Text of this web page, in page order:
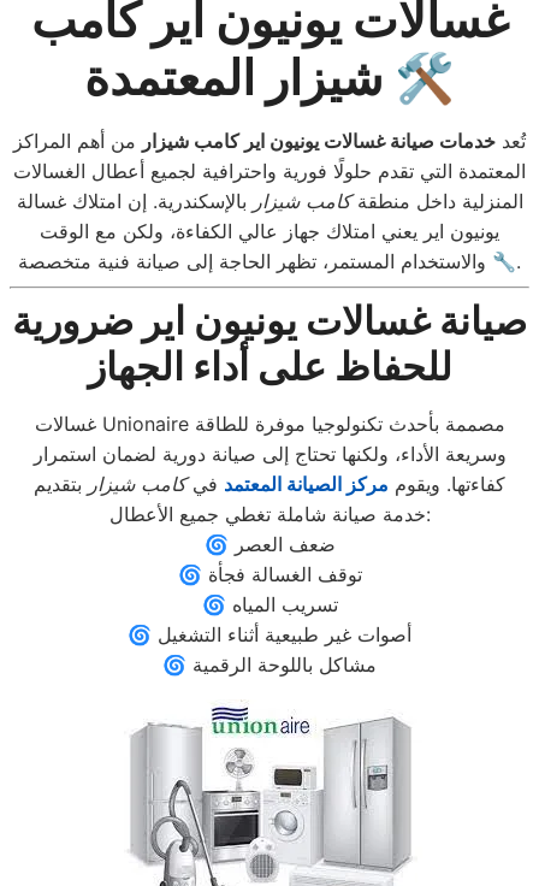
غسالات يونيون اير كامب
شيزار المعتمدة 🛠️
تُعد خدمات صيانة غسالات يونيون اير كامب شيزار من أهم المراكز
المعتمدة التي تقدم حلولًا فورية واحترافية لجميع أعطال الغسالات
المنزلية داخل منطقةكامب شيزار بالإسكندرية. إن امتلاك غسالة
يونيون اير يعني امتلاك جهاز عالي الكفاءة، ولكن مع الوقت
والاستخدام المستمر، تظهر الحاجة إلى صيانة فنية متخصصة 🔧.
صيانة غسالات يونيون اير ضرورية
للحفاظ على أداء الجهاز
غسالات Unionaire مصممة بأحدث تكنولوجيا موفرة للطاقة
وسريعة الأداء، ولكنها تحتاج إلى صيانة دورية لضمان استمرار
كفاءتها. ويقوم مركز الصيانة المعتمد فيكامب شيزار بتقديم
خدمة صيانة شاملة تغطي جميع الأعطال:
🌀 ضعف العصر
🌀 توقف الغسالة فجأة
🌀 تسريب المياه
🌀 أصوات غير طبيعية أثناء التشغيل
🌀 مشاكل باللوحة الرقمية